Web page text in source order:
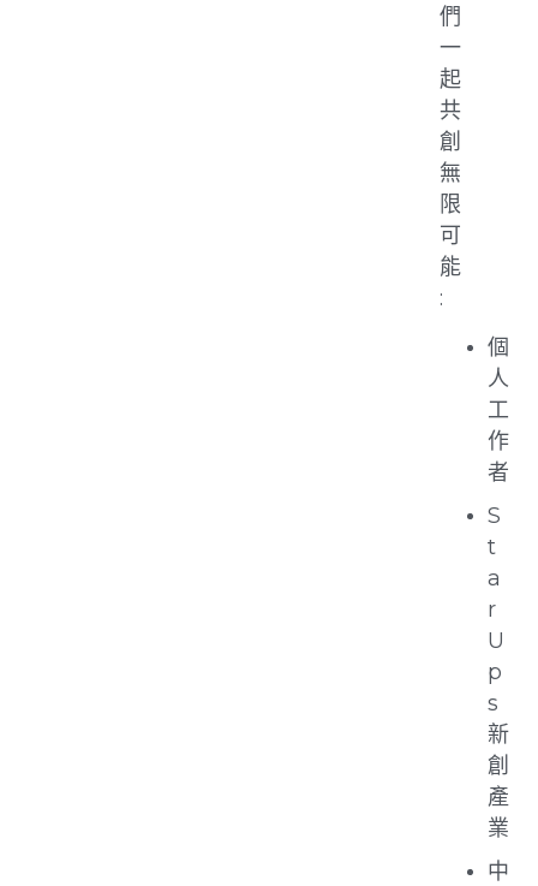
們
一
起
共
創
無
限
可
能
:
個
人
工
作
者
S
t
a
r
U
p
s
新
創
產
業
中